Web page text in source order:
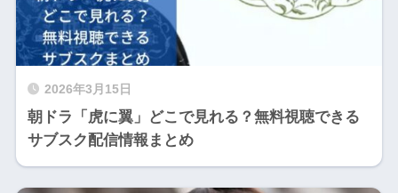
2026年3月15日
朝ドラ「虎に翼」どこで見れる？無料視聴できる
サブスク配信情報まとめ